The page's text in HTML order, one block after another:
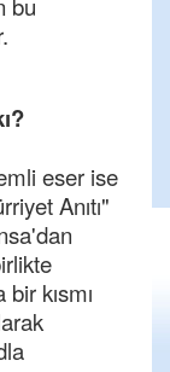
eser ise
Anıtı"
kısmı